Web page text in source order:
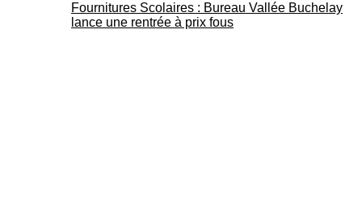
Fournitures Scolaires : Bureau Vallée Buchelay
lance une rentrée à prix fous